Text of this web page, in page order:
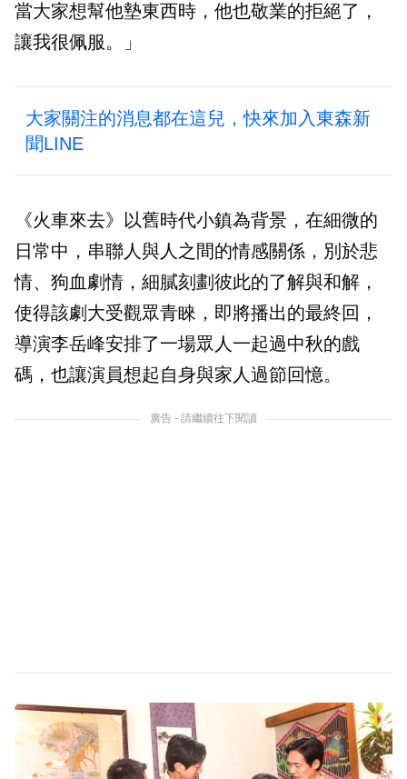
當大家想幫他墊東西時，他也敬業的拒絕了，
讓我很佩服。」
大家關注的消息都在這兒，快來加入東森新
聞LINE
《火車來去》以舊時代小鎮為背景，在細微的
日常中，串聯人與人之間的情感關係，別於悲
情、狗血劇情，細膩刻劃彼此的了解與和解，
使得該劇大受觀眾青睞，即將播出的最終回，
導演李岳峰安排了一場眾人一起過中秋的戲
碼，也讓演員想起自身與家人過節回憶。
廣告 - 請繼續往下閱讀